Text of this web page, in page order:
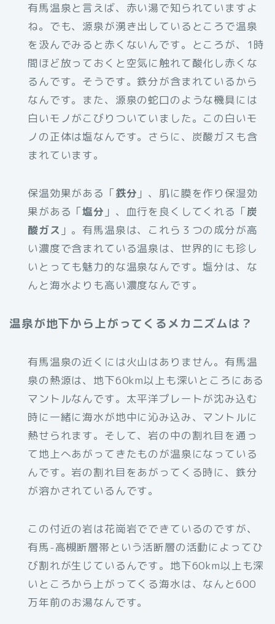
有馬温泉と言えば、赤い湯で知られていますよ
ね。でも、源泉が湧き出しているところで温泉
を汲んでみると赤くないんです。ところが、1時
間ほど放っておくと空気に触れて酸化し赤くな
るんです。そうです。鉄分が含まれているから
なんです。また、源泉の蛇口のような機具には
白いモノがこびりついていました。この白いモ
ノの正体は塩なんです。さらに、炭酸ガスも含
まれています。
保温効果がある「鉄分 」、肌に膜を作り保湿効
果がある「塩分 」、血行を良くしてくれる「炭
酸ガス 」。有馬温泉は、これら３つの成分が高
い濃度で含まれている温泉は、世界的にも珍し
いとっても魅力的な温泉なんです。塩分は、な
んと海水よりも高い濃度なんです。
温泉が地下から上がってくるメカニズムは？
有馬温泉の近くには火山はありません。有馬温
泉の熱源は、地下60km以上も深いところにある
マントルなんです。太平洋プレートが沈み込む
時に一緒に海水が地中に沁み込み、マントルに
熱せられます。そして、岩の中の割れ目を通っ
て地上へあがってきたものが温泉になっている
んです。岩の割れ目をあがってくる時に、鉄分
が溶かされているんです。
この付近の岩は花崗岩でできているのですが、
有馬-高槻断層帯という活断層の活動によってひ
び割れが生じているんです。地下60km以上も深
いところから上がってくる海水は、なんと600
万年前のお湯なんです。